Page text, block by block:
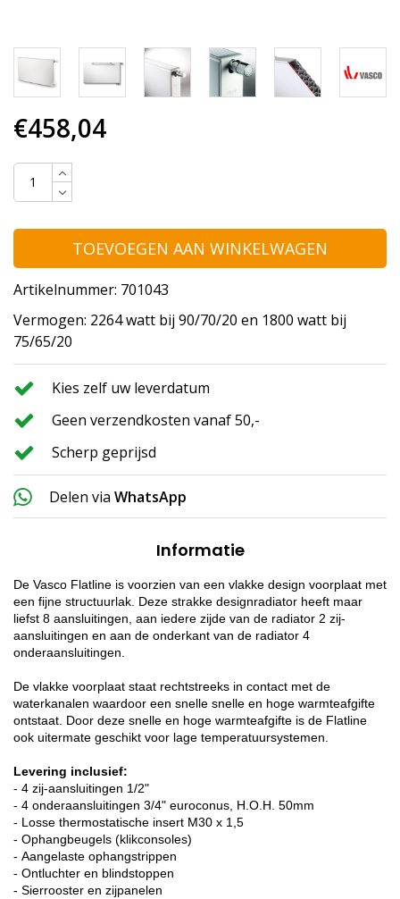
€458,04
TOEVOEGEN AAN WINKELWAGEN
Artikelnummer: 701043
Vermogen: 2264 watt bij 90/70/20 en 1800 watt bij
75/65/20
Kies zelf uw leverdatum
Geen verzendkosten vanaf 50,-
Scherp geprijsd
Delen via WhatsApp
Informatie
De Vasco Flatline is voorzien van een vlakke design voorplaat met
een fijne structuurlak. Deze strakke designradiator heeft maar
liefst 8 aansluitingen, aan iedere zijde van de radiator 2 zij-
aansluitingen en aan de onderkant van de radiator 4
onderaansluitingen.
De vlakke voorplaat staat rechtstreeks in contact met de
waterkanalen waardoor een snelle snelle en hoge warmteafgifte
ontstaat. Door deze snelle en hoge warmteafgifte is de Flatline
ook uitermate geschikt voor lage temperatuursystemen.
Levering inclusief:
- 4 zij-aansluitingen 1/2"
- 4 onderaansluitingen 3/4" euroconus, H.O.H. 50mm
- Losse thermostatische insert M30 x 1,5
- Ophangbeugels (klikconsoles)
- Aangelaste ophangstrippen
- Ontluchter en blindstoppen
- Sierrooster en zijpanelen